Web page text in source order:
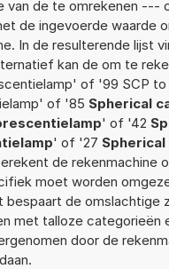
van de te omrekenen ---
de ingevoerde waarde
In de resulterende lijst
kan de om te
of '99 SCP
of '85 Spherical
' of '42
' of '27
de rekenmachine
moet worden
bespaart de omslachtige
met talloze categorieën
door de